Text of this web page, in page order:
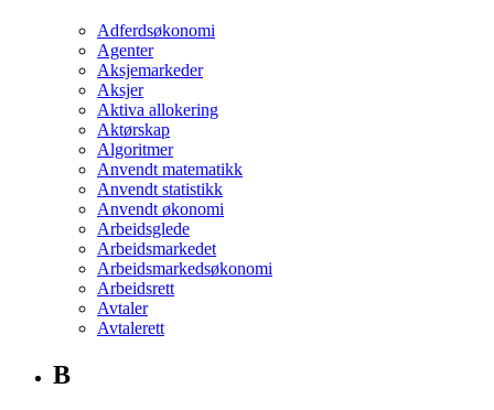
Adferdsøkonomi
Agenter
Aksjemarkeder
Aksjer
Aktiva allokering
Aktørskap
Algoritmer
Anvendt matematikk
Anvendt statistikk
Anvendt økonomi
Arbeidsglede
Arbeidsmarkedet
Arbeidsmarkedsøkonomi
Arbeidsrett
Avtaler
Avtalerett
B